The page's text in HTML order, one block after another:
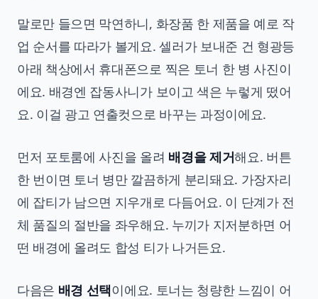
말로만 들으면 막연하니, 화장품 한 제품을 예로 작
업 순서를 따라가 볼게요. 셀러가 보내준 건 형광등
아래 책상에서 휴대폰으로 찍은 토너 한 병 사진이
에요. 배경엔 잡동사니가 보이고 색은 누렇게 떴어
요. 이걸 광고 연출컷으로 바꾸는 과정이에요.
먼저 포토룸에 사진을 올려 배경을 제거해요. 버튼
한 번이면 토너 병만 깔끔하게 분리돼요. 가장자리
에 잡티가 남으면 지우개로 다듬어요. 이 단계가 전
체 품질의 절반을 좌우해요. 누끼가 지저분하면 어
떤 배경에 올려도 합성 티가 나거든요.
다음은 배경 선택이에요. 토너는 청량한 느낌이 어